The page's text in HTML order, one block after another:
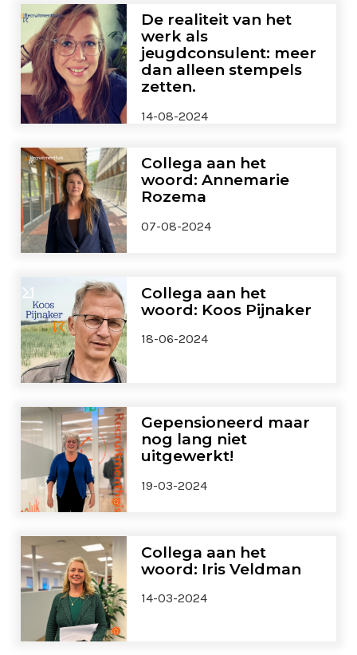
De realiteit van het
werk als
jeugdconsulent: meer
dan alleen stempels
zetten.
14-08-2024
Collega aan het
woord: Annemarie
Rozema
07-08-2024
Collega aan het
woord: Koos Pijnaker
18-06-2024
Gepensioneerd maar
nog lang niet
uitgewerkt!
19-03-2024
Collega aan het
woord: Iris Veldman
14-03-2024